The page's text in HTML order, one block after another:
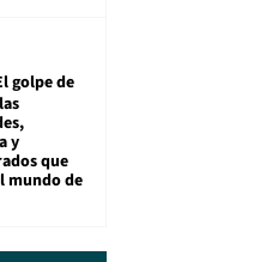
golpe de
y
que
mundo de